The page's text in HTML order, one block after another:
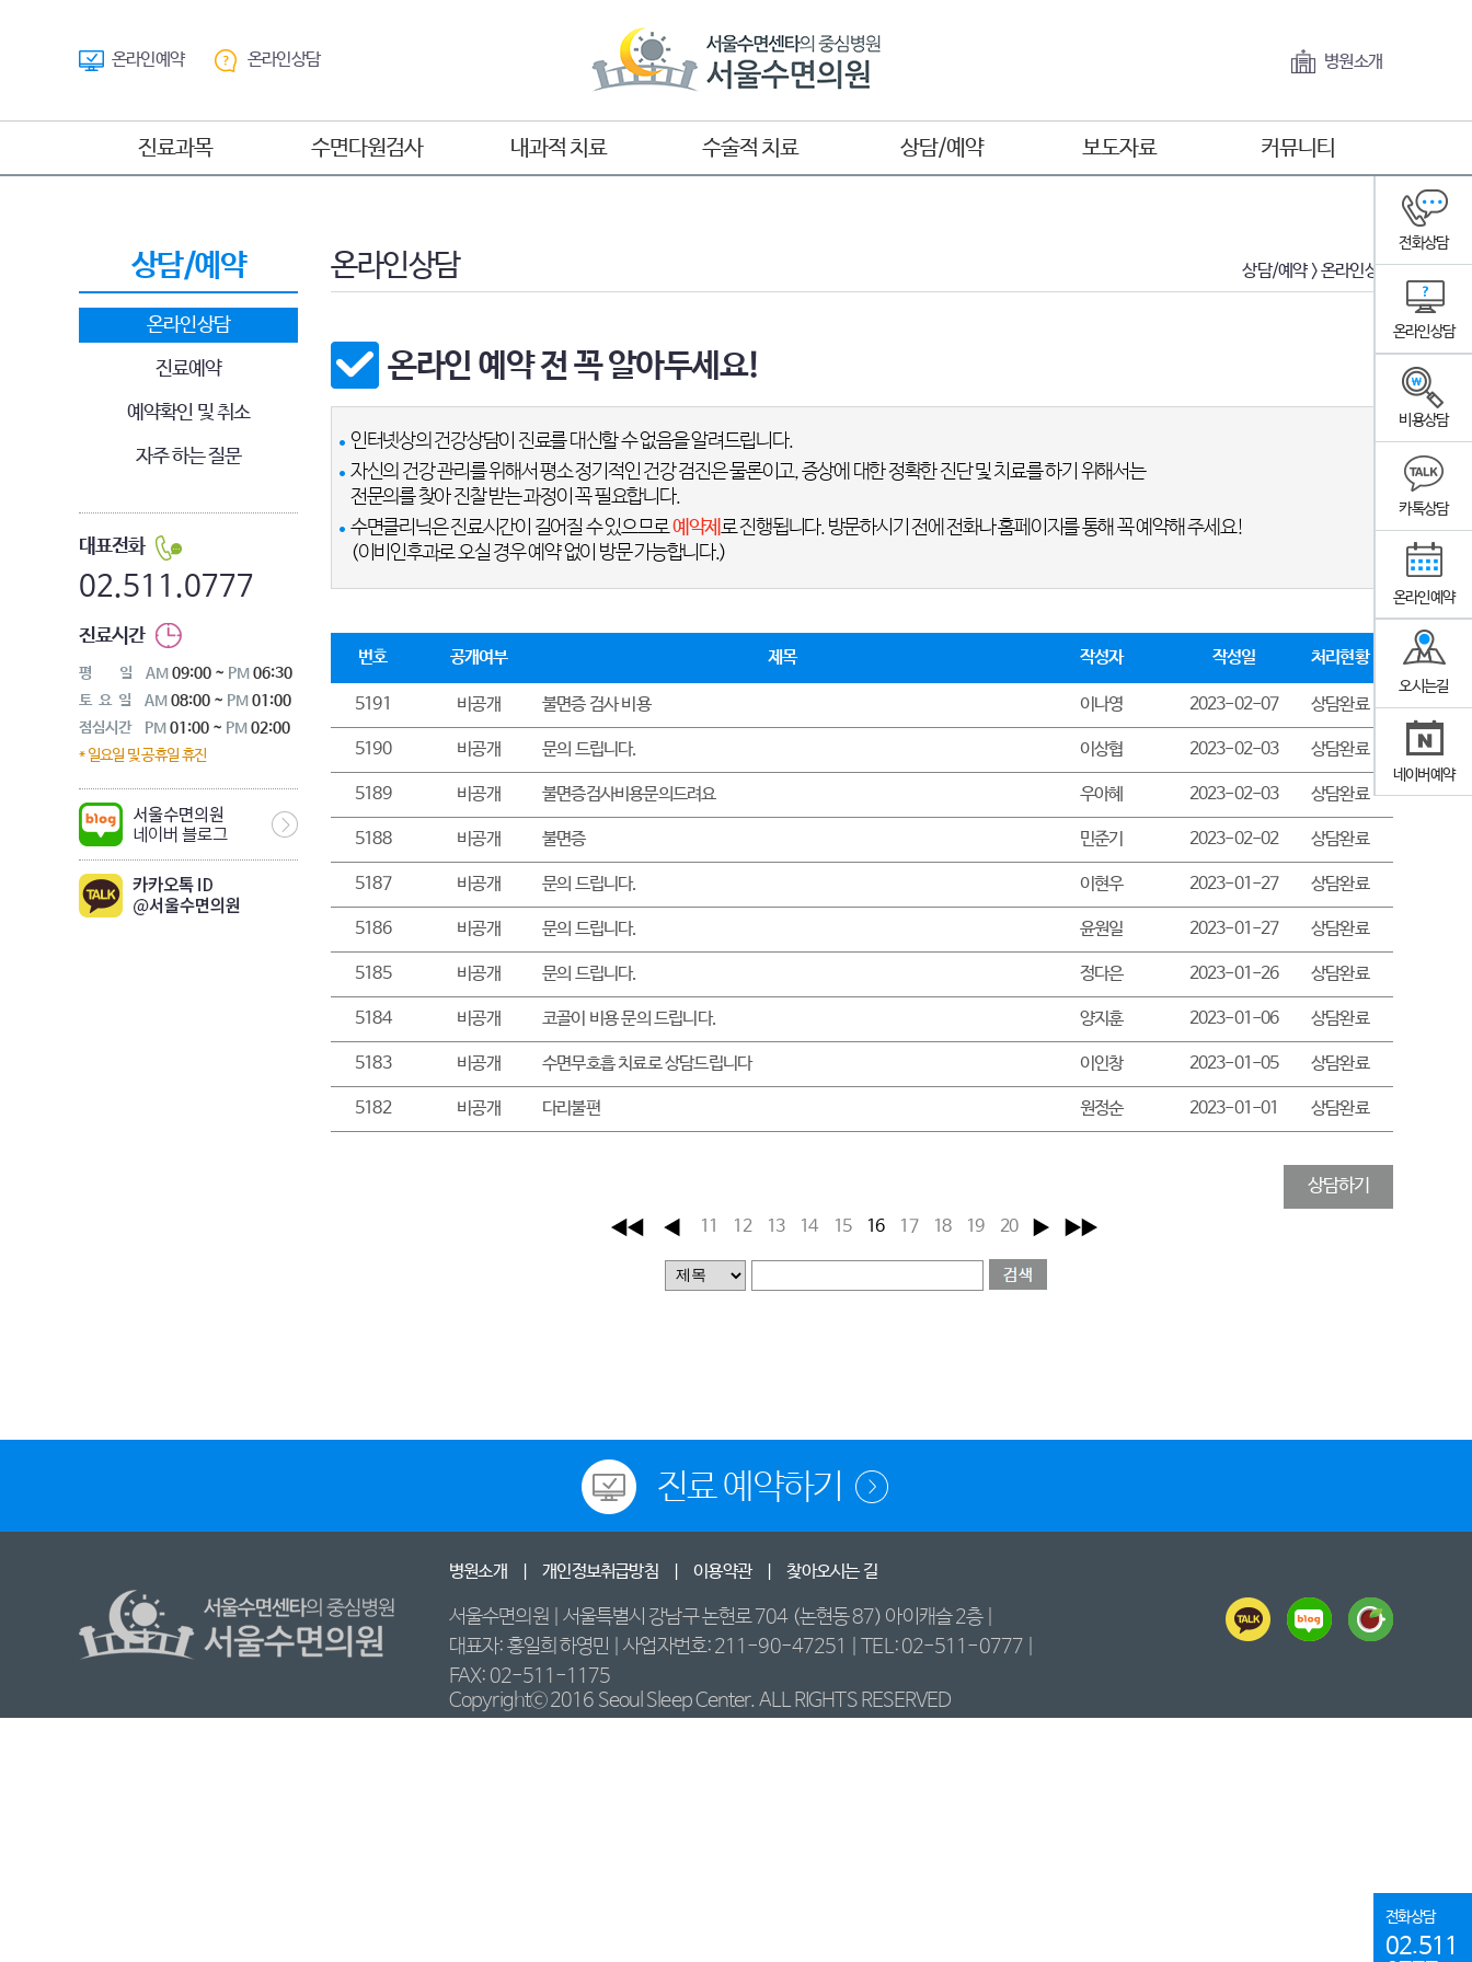
전화상담
온라인상담
비용상담
카톡상담
온라인예약
오시는길
네이버예약
전화상담
02.511
온라인예약 온라인상담 병원소개
진료과목
소아수면장애
하지불안증
주간졸림증
불면증
과다수면/기면증
기타수면장애
지방거주자프로그램
군인전문프로그램
수면다원검사
양압기(CPAP)압력검사
다중수면잠복기검사
내과적 치료
구강내장치
수술적 치료
단순코골이 수술
수술 후 재발하였다면?
상담/예약
네이버예약
보도자료 커뮤니티
수면뉴스
상담/예약
온라인상담
진료예약
예약확인 및 취소
자주 하는 질문
대표전화
02.511.0777
진료시간
평 일 AM09:00 ~ PM06:30
토 요 일 AM08:00 ~ PM01:00
점심시간
PM01:00 ~ PM02:00
* 일요일 및 공휴일 휴진
온라인상담 상담/예약 > 온라인상담
온라인 예약 전 꼭 알아두세요!
인터넷상의 건강상담이 진료를 대신할 수 없음을 알려드립니다.
자신의 건강 관리를 위해서 평소 정기적인 건강 검진은 물론이고, 증상에 대한 정확한 진단 및 치료를 하기 위해서는
전문의를 찾아 진찰 받는 과정이 꼭 필요합니다.
수면클리닉은 진료시간이 길어질 수 있으므로예약제 로 진행됩니다. 방문하시기 전에 전화나 홈페이지를 통해 꼭 예약해 주세요!
(이비인후과로 오실 경우 예약 없이 방문 가능합니다.)
번호 공개여부 제목 작성자 작성일 처리현황
5191 비공개 불면증 검사 비용 이나영 2023-02-07 상담완료
5190 비공개 문의 드립니다. 이상협 2023-02-03 상담완료
5189 비공개 불면증검사비용문의드려요 우아혜 2023-02-03 상담완료
5188 비공개 불면증 민준기 2023-02-02 상담완료
5187 비공개 문의 드립니다. 이현우 2023-01-27 상담완료
5186 비공개 문의 드립니다. 윤원일 2023-01-27 상담완료
5185 비공개 문의 드립니다. 정다은 2023-01-26 상담완료
5184 비공개 코골이 비용 문의 드립니다. 양지훈 2023-01-06 상담완료
5183 비공개 수면무호흡 치료로 상담드립니다 이인창 2023-01-05 상담완료
5182 비공개 다리불편 원정순 2023-01-01 상담완료
상담하기
11
12 13 14 15 16 17 18 19 20
진료 예약하기
병원소개 개인정보취급방침 이용약관 찾아오시는 길
서울수면의원 서울특별시 강남구 논현로 704 (논현동 87) 아이캐슬 2층
대표자: 홍일희 하영민
사업자번호: 211-90-47251 TEL: 02-511-0777
FAX: 02-511-1175
Copyrightⓒ 2016 Seoul Sleep Center. ALL RIGHTS RESERVED